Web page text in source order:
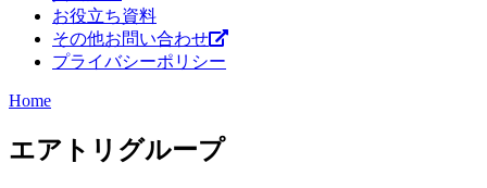
お役立ち資料
その他お問い合わせ
プライバシーポリシー
Home
エアトリグループ